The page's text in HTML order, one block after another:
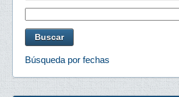
Búsqueda por fechas